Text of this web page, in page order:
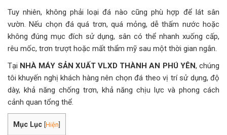
Tuy nhiên, không phải loại đá nào cũng phù hợp để lát sân
vườn. Nếu chọn đá quá trơn, quá mỏng, dễ thấm nước hoặc
không đúng mục đích sử dụng, sân có thể nhanh xuống cấp,
rêu mốc, trơn trượt hoặc mất thẩm mỹ sau một thời gian ngắn.
Tại NHÀ MÁY SẢN XUẤT VLXD THÀNH AN PHÚ YÊN, chúng
tôi khuyến nghị khách hàng nên chọn đá theo vị trí sử dụng, độ
dày, khả năng chống trơn, khả năng chịu lực và phong cách
cảnh quan tổng thể.
Mục Lục [Hiện]